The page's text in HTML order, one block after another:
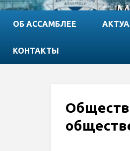
ОБ АССАМБЛЕЕ
КОНТАКТЫ